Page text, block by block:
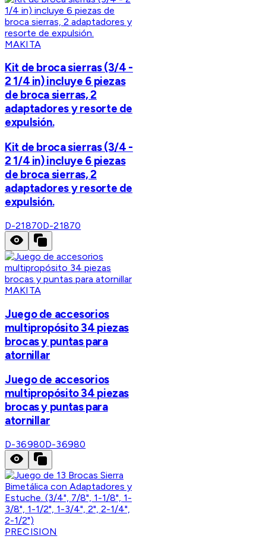
MAKITA
Kit de broca sierras (3/4 -
2 1/4 in) incluye 6 piezas
de broca sierras, 2
adaptadores y resorte de
expulsión.
Kit de broca sierras (3/4 -
2 1/4 in) incluye 6 piezas
de broca sierras, 2
adaptadores y resorte de
expulsión.
D-21870D-21870
MAKITA
Juego de accesorios
multipropósito 34 piezas
brocas y puntas para
atornillar
Juego de accesorios
multipropósito 34 piezas
brocas y puntas para
atornillar
D-36980D-36980
PRECISION